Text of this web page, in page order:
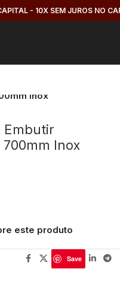
- 10X SEM JUROS NO
Inox
Embutir
Inox
este produto
Save